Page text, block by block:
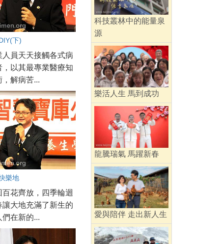
下)
人員天天接觸各式病
，以其最專業醫療知
解病苦...
樂地
百花齊放，四季輪迴
讓大地充滿了新生的
在新的...
科技叢林中的能量泉
源
樂活人生 馬到成功
龍騰瑞氣 馬躍新春
愛與陪伴 走出新人生